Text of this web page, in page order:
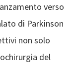
verso
di Parkinson
non solo
del